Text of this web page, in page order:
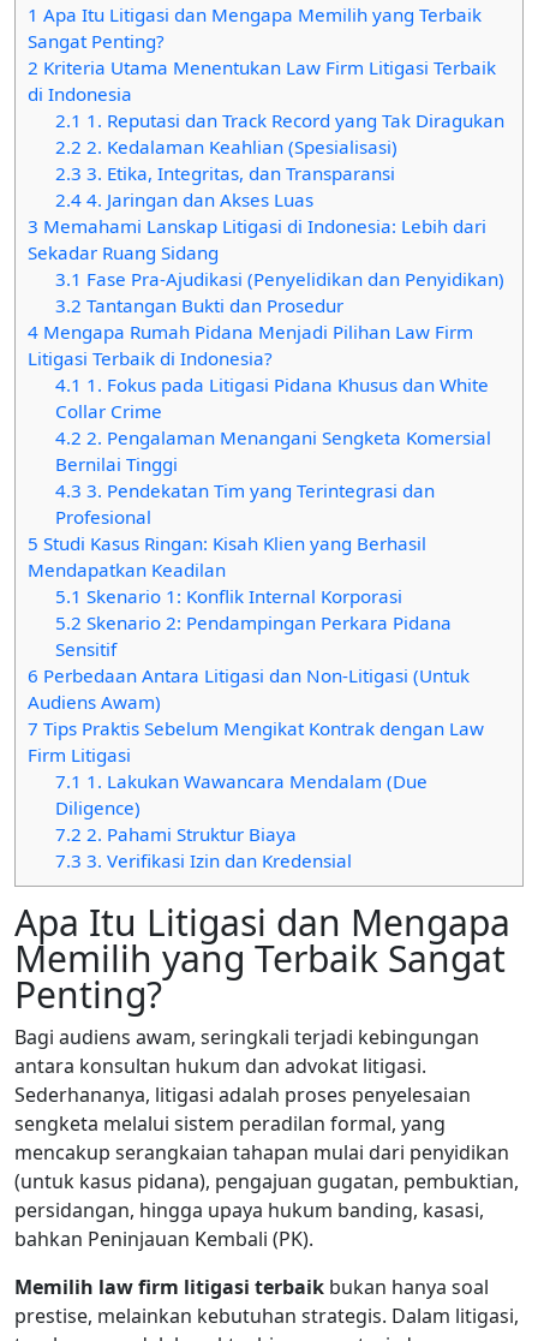
1 Apa Itu Litigasi dan Mengapa Memilih yang Terbaik
Sangat Penting?
2 Kriteria Utama Menentukan Law Firm Litigasi Terbaik
di Indonesia
2.1 1. Reputasi dan Track Record yang Tak Diragukan
2.2 2. Kedalaman Keahlian (Spesialisasi)
2.3 3. Etika, Integritas, dan Transparansi
2.44. Jaringan dan Akses Luas
3 Memahami Lanskap Litigasi di Indonesia: Lebih dari
Sekadar Ruang Sidang
3.1 Fase Pra-Ajudikasi (Penyelidikan dan Penyidikan)
3.2 Tantangan Bukti dan Prosedur
4 Mengapa Rumah Pidana Menjadi Pilihan Law Firm
Litigasi Terbaik di Indonesia?
4.1 1. Fokus pada Litigasi Pidana Khusus dan White
Collar Crime
4.2 2. Pengalaman Menangani Sengketa Komersial
Bernilai Tinggi
4.3 3. Pendekatan Tim yang Terintegrasi dan
Profesional
5 Studi Kasus Ringan: Kisah Klien yang Berhasil
Mendapatkan Keadilan
5.1 Skenario 1: Konflik Internal Korporasi
5.2 Skenario 2: Pendampingan Perkara Pidana
Sensitif
6 Perbedaan Antara Litigasi dan Non-Litigasi (Untuk
Audiens Awam)
7 Tips Praktis Sebelum Mengikat Kontrak dengan Law
Firm Litigasi
7.1 1. Lakukan Wawancara Mendalam (Due
Diligence)
7.2 2. Pahami Struktur Biaya
7.3 3. Verifikasi Izin dan Kredensial
Apa Itu Litigasi dan Mengapa
Memilih yang Terbaik Sangat
Penting?
Bagi audiens awam, seringkali terjadi kebingungan
antara konsultan hukum dan advokat litigasi.
Sederhananya, litigasi adalah proses penyelesaian
sengketa melalui sistem peradilan formal, yang
mencakup serangkaian tahapan mulai dari penyidikan
(untuk kasus pidana), pengajuan gugatan, pembuktian,
persidangan, hingga upaya hukum banding, kasasi,
bahkan Peninjauan Kembali (PK).
Memilih law firm litigasi terbaik bukan hanya soal
prestise, melainkan kebutuhan strategis. Dalam litigasi,